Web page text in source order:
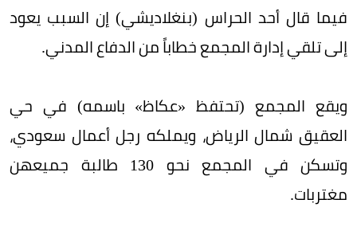
فيما قال أحد الحراس (بنغلاديشي) إن السبب يعود
إلى تلقي إدارة المجمع خطاباً من الدفاع المدني.
ويقع المجمع (تحتفظ «عكاظ» باسمه) في حي
العقيق شمال الرياض، ويملكه رجل أعمال سعودي،
وتسكن في المجمع نحو 130 طالبة جميعهن
مغتربات.